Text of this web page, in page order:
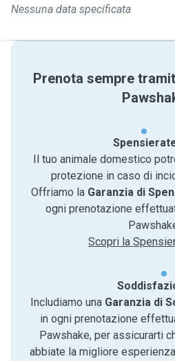
Nessuna data specificata
Prenota sempre
Il tuo animale domestico
protezione in caso di
Offriamo la Garanzia di
ogni prenotazione
Scopri la
Includiamo una Garanzia di
in ogni prenotazione
Pawshake, per assicurarti
abbiate la migliore